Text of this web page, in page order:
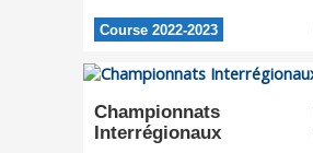
Course 2022-2023
Championnats
Interrégionaux